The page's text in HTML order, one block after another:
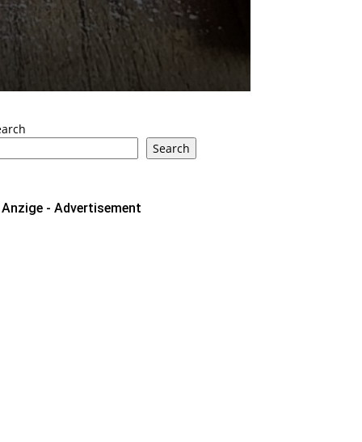
Search
Anzige - Advertisement